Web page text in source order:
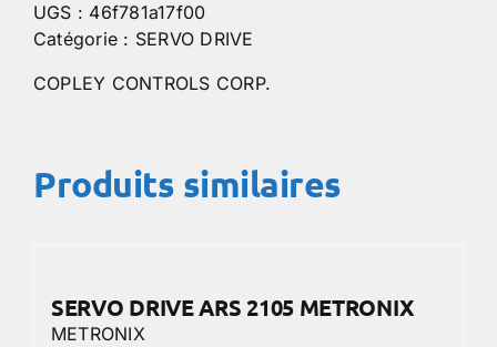
UGS : 46f781a17f00
Catégorie : SERVO DRIVE
COPLEY CONTROLS CORP.
Produits similaires
SERVO DRIVE ARS 2105 METRONIX
METRONIX